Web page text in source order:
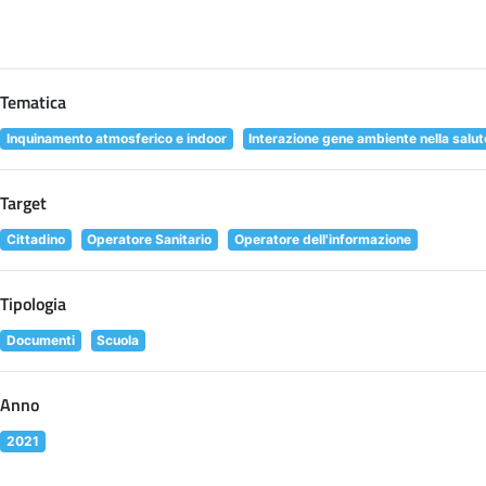
Tematica
Inquinamento atmosferico e indoor Interazione gene ambiente nella
Target
Cittadino Operatore Sanitario Operatore dell'informazione
Tipologia
Documenti Scuola
Anno
2021